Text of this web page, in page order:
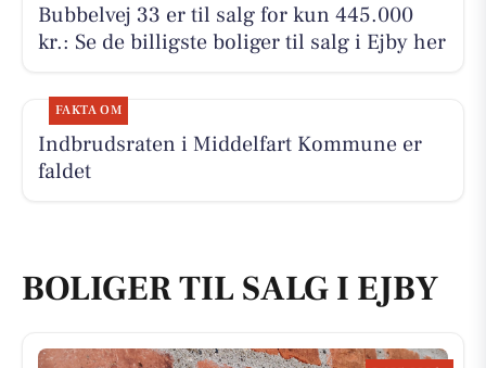
Bubbelvej 33 er til salg for kun 445.000
kr.: Se de billigste boliger til salg i Ejby her
FAKTA OM
Indbrudsraten i Middelfart Kommune er
faldet
BOLIGER TIL SALG I EJBY